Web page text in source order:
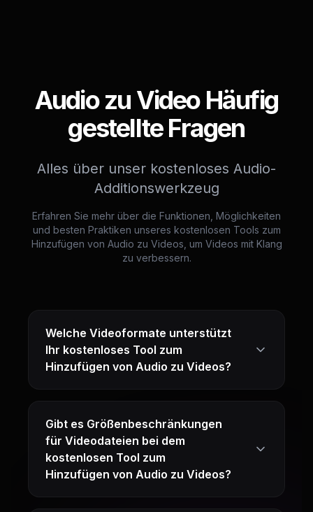
Audio zu Video Häufig
gestellte Fragen
Alles über unser kostenloses Audio-
Additionswerkzeug
Erfahren Sie mehr über die Funktionen, Möglichkeiten
und besten Praktiken unseres kostenlosen Tools zum
Hinzufügen von Audio zu Videos, um Videos mit Klang
zu verbessern.
Welche Videoformate unterstützt
Ihr kostenloses Tool zum
Hinzufügen von Audio zu Videos?
Gibt es Größenbeschränkungen
für Videodateien bei dem
kostenlosen Tool zum
Hinzufügen von Audio zu Videos?